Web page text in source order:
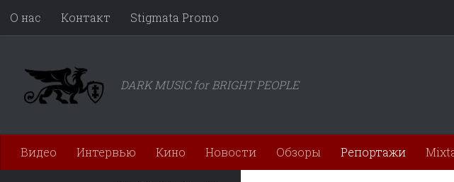
Перейти к содержимому
О нас Контакт Stigmata Promo
DARK MUSIC for BRIGHT PEOPLE
Видео Интервью Кино Новости Обзоры Репортажи